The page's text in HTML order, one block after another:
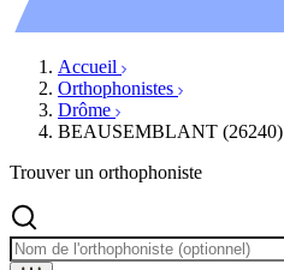
Accueil
Orthophonistes
Drôme
BEAUSEMBLANT (26240)
Trouver un orthophoniste